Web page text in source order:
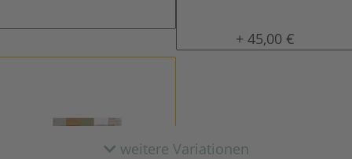
gewachst
+ 45,00 €
weitere Variationen